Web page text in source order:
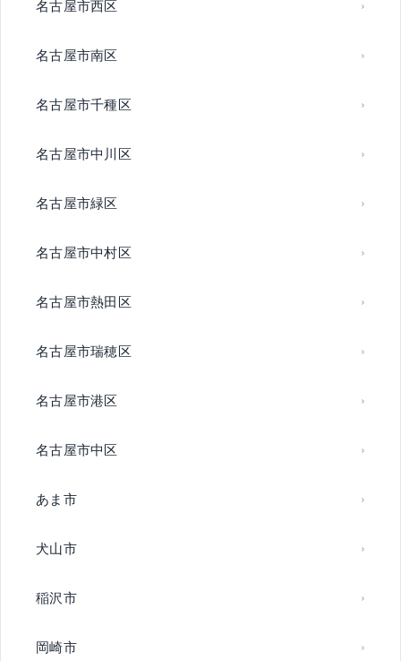
名古屋市西区
名古屋市南区
名古屋市千種区
名古屋市中川区
名古屋市緑区
名古屋市中村区
名古屋市熱田区
名古屋市瑞穂区
名古屋市港区
名古屋市中区
あま市
犬山市
稲沢市
岡崎市